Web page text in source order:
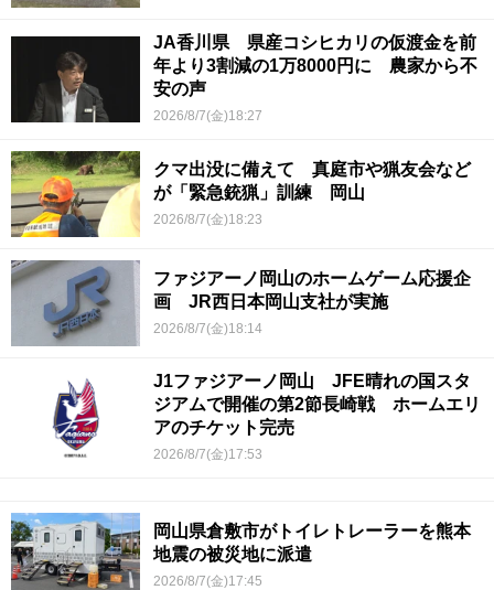
JA香川県 県産コシヒカリの仮渡金を前
年より3割減の1万8000円に 農家から不
安の声
2026/8/7(金)18:27
クマ出没に備えて 真庭市や猟友会など
が「緊急銃猟」訓練 岡山
2026/8/7(金)18:23
ファジアーノ岡山のホームゲーム応援企
画 JR西日本岡山支社が実施
2026/8/7(金)18:14
J1ファジアーノ岡山 JFE晴れの国スタ
ジアムで開催の第2節長崎戦 ホームエリ
アのチケット完売
2026/8/7(金)17:53
岡山県倉敷市がトイレトレーラーを熊本
地震の被災地に派遣
2026/8/7(金)17:45